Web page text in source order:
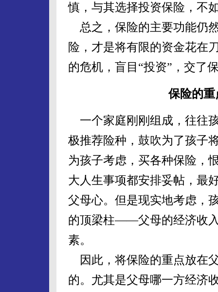
慎，与其选择投资保险，不
总之，保险的主要功能仍
险，才是将有限的资金花在
的危机，盲目“投资”，交了
保险的
一个家庭刚刚组成，往往
极推荐险种，鼓吹为了孩子
为孩子考虑，买各种保险，
大人生事项都安排妥帖，最
父母心。但是现实地考虑，
的顶梁柱——父母的经济收
素。
因此，将保险的重点放在
的。尤其是父母哪一方经济